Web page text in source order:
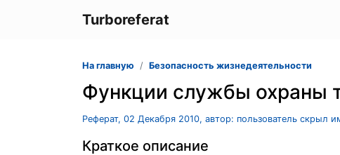
Turboreferat
На главную Безопасность жизнедеятельности
Функции службы охраны
Реферат, 02 Декабря 2010, автор: пользователь скрыл
Краткое описание